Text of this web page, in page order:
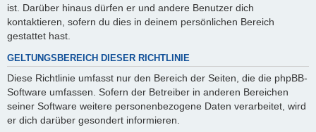
ist. Darüber hinaus dürfen er und andere Benutzer dich
kontaktieren, sofern du dies in deinem persönlichen Bereich
gestattet hast.
GELTUNGSBEREICH DIESER RICHTLINIE
Diese Richtlinie umfasst nur den Bereich der Seiten, die die phpBB-
Software umfassen. Sofern der Betreiber in anderen Bereichen
seiner Software weitere personenbezogene Daten verarbeitet, wird
er dich darüber gesondert informieren.